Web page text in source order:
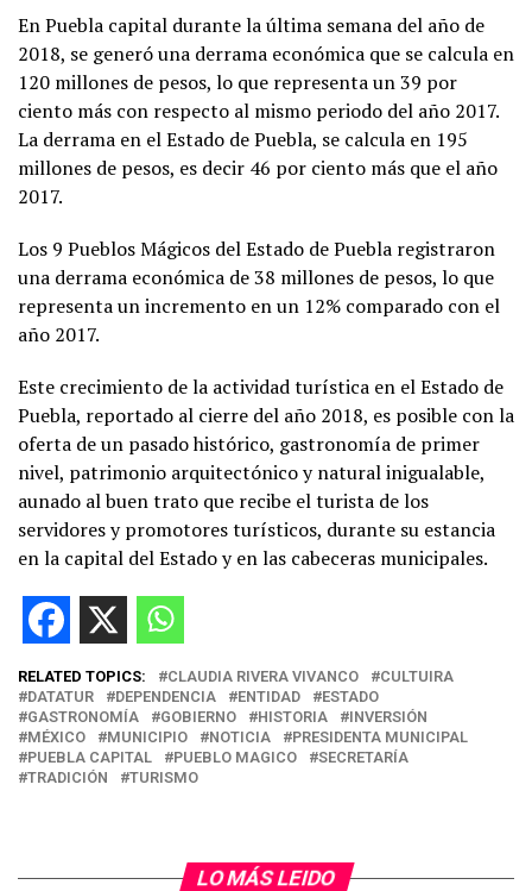
En Puebla capital durante la última semana del año de
2018, se generó una derrama económica que se calcula en
120 millones de pesos, lo que representa un 39 por
ciento más con respecto al mismo periodo del año 2017.
La derrama en el Estado de Puebla, se calcula en 195
millones de pesos, es decir 46 por ciento más que el año
2017.
Los 9 Pueblos Mágicos del Estado de Puebla registraron
una derrama económica de 38 millones de pesos, lo que
representa un incremento en un 12% comparado con el
año 2017.
Este crecimiento de la actividad turística en el Estado de
Puebla, reportado al cierre del año 2018, es posible con la
oferta de un pasado histórico, gastronomía de primer
nivel, patrimonio arquitectónico y natural inigualable,
aunado al buen trato que recibe el turista de los
servidores y promotores turísticos, durante su estancia
en la capital del Estado y en las cabeceras municipales.
RELATED TOPICS: CLAUDIA RIVERA VIVANCO
CULTUIRA
DATATUR
DEPENDENCIA ENTIDAD
ESTADO
GASTRONOMÍA
GOBIERNO HISTORIA
INVERSIÓN
MÉXICO
MUNICIPIO NOTICIA
PRESIDENTA MUNICIPAL
PUEBLA CAPITAL
PUEBLO MAGICO
SECRETARÍA
TRADICIÓN
TURISMO
LO MÁS LEIDO